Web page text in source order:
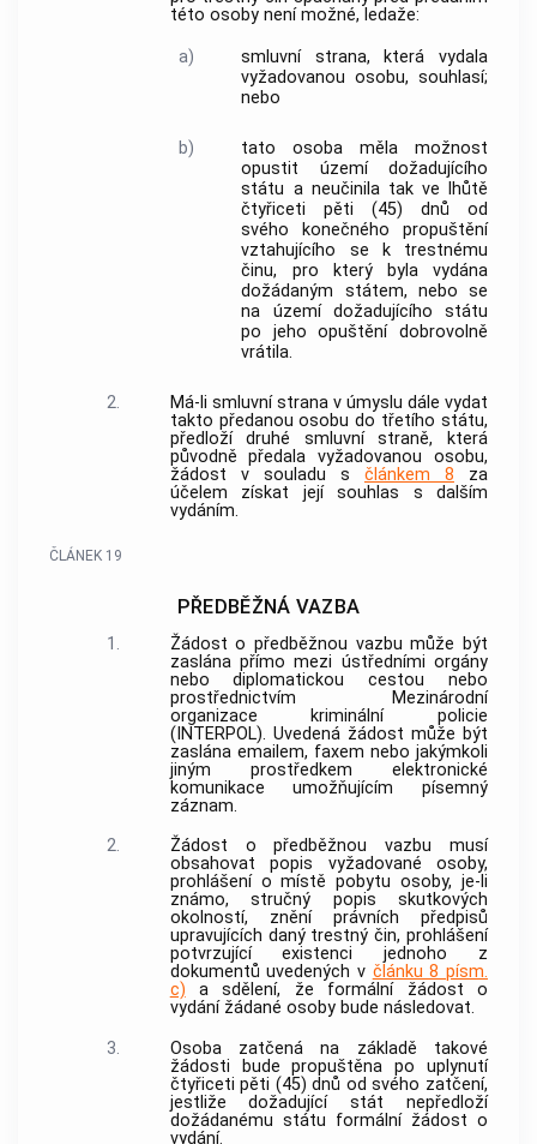
této osoby není možné, ledaže:
a)
smluvní strana, která vydala
vyžadovanou osobu, souhlasí;
nebo
b)
tato osoba měla možnost
opustit území dožadujícího
státu a neučinila tak ve lhůtě
čtyřiceti pěti (45) dnů od
svého konečného propuštění
vztahujícího se k trestnému
činu, pro který byla vydána
dožádaným státem, nebo se
na území dožadujícího státu
po jeho opuštění dobrovolně
vrátila.
2.
Má-li smluvní strana v úmyslu dále vydat
takto předanou osobu do třetího státu,
předloží druhé smluvní straně, která
původně předala vyžadovanou osobu,
žádost v souladu s článkem 8 za
účelem získat její souhlas s dalším
vydáním.
ČLÁNEK 19
PŘEDBĚŽNÁ VAZBA
1.
Žádost o předběžnou vazbu může být
zaslána přímo mezi ústředními orgány
nebo diplomatickou cestou nebo
prostřednictvím Mezinárodní
organizace kriminální policie
(INTERPOL). Uvedená žádost může být
zaslána emailem, faxem nebo jakýmkoli
jiným prostředkem elektronické
komunikace umožňujícím písemný
záznam.
2.
Žádost o předběžnou vazbu musí
obsahovat popis vyžadované osoby,
prohlášení o místě pobytu osoby, je-li
známo, stručný popis skutkových
okolností, znění právních předpisů
upravujících daný trestný čin, prohlášení
potvrzující existenci jednoho z
dokumentů uvedených v článku 8 písm.
c) a sdělení, že formální žádost o
vydání žádané osoby bude následovat.
3.
Osoba zatčená na základě takové
žádosti bude propuštěna po uplynutí
čtyřiceti pěti (45) dnů od svého zatčení,
jestliže dožadující stát nepředloží
dožádanému státu formální žádost o
vydání.